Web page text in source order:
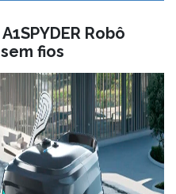
Robô
fios